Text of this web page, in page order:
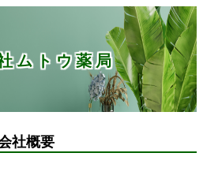
ムトウ薬局
社概要